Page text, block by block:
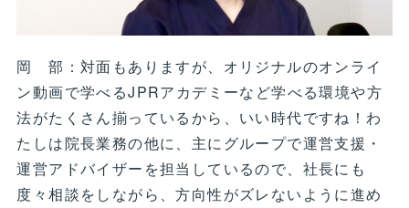
岡 部：対面もありますが、オリジナルのオンライ
ン動画で学べるJPRアカデミーなど学べる環境や方
法がたくさん揃っているから、いい時代ですね！わ
たしは院長業務の他に、主にグループで運営支援・
運営アドバイザーを担当しているので、社長にも
度々相談をしながら、方向性がズレないように進め